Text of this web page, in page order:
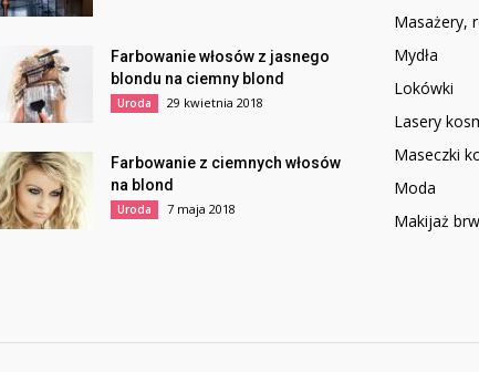
Farbowanie włosów z jasnego
blondu na ciemny blond
Uroda 29 kwietnia 2018
Farbowanie z ciemnych włosów
na blond
Uroda 7 maja 2018
Masażery,
Mydła
Lokówki
Lasery
Maseczki
Moda
Makijaż